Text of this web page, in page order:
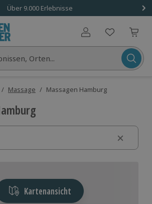
Über 9.000 Erlebnisse
Benutzerkonto
Orten...
/ Massage / Massagen Hamburg
Kartenansicht